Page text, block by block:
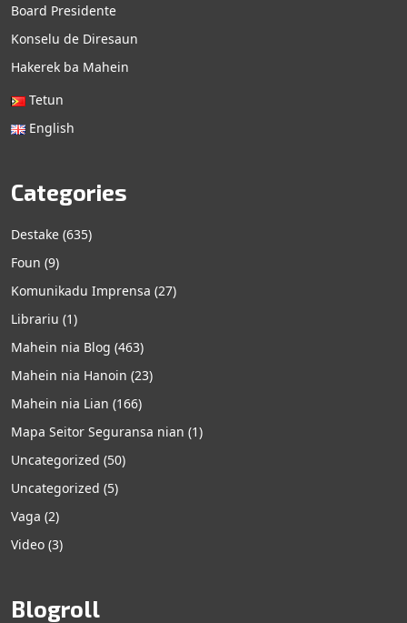
Board Presidente
Konselu de Diresaun
Hakerek ba Mahein
Tetun
English
Categories
Destake (635)
Foun (9)
Komunikadu Imprensa (27)
Librariu (1)
Mahein nia Blog (463)
Mahein nia Hanoin (23)
Mahein nia Lian (166)
Mapa Seitor Seguransa nian (1)
Uncategorized (50)
Uncategorized (5)
Vaga (2)
Video (3)
Blogroll